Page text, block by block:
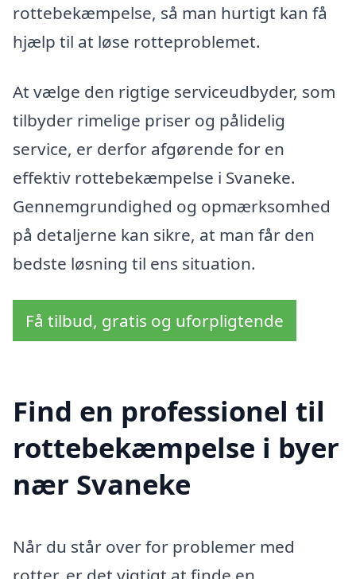
rottebekæmpelse, så man hurtigt kan få
hjælp til at løse rotteproblemet.
At vælge den rigtige serviceudbyder, som
tilbyder rimelige priser og pålidelig
service, er derfor afgørende for en
effektiv rottebekæmpelse i Svaneke.
Gennemgrundighed og opmærksomhed
på detaljerne kan sikre, at man får den
bedste løsning til ens situation.
Få tilbud, gratis og uforpligtende
Find en professionel til
rottebekæmpelse i byer
nær Svaneke
Når du står over for problemer med